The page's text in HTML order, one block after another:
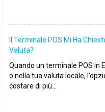
Il Terminale POS Mi Ha
Valuta?
Quando un terminale POS in
o nella tua valuta locale,
costare di più...